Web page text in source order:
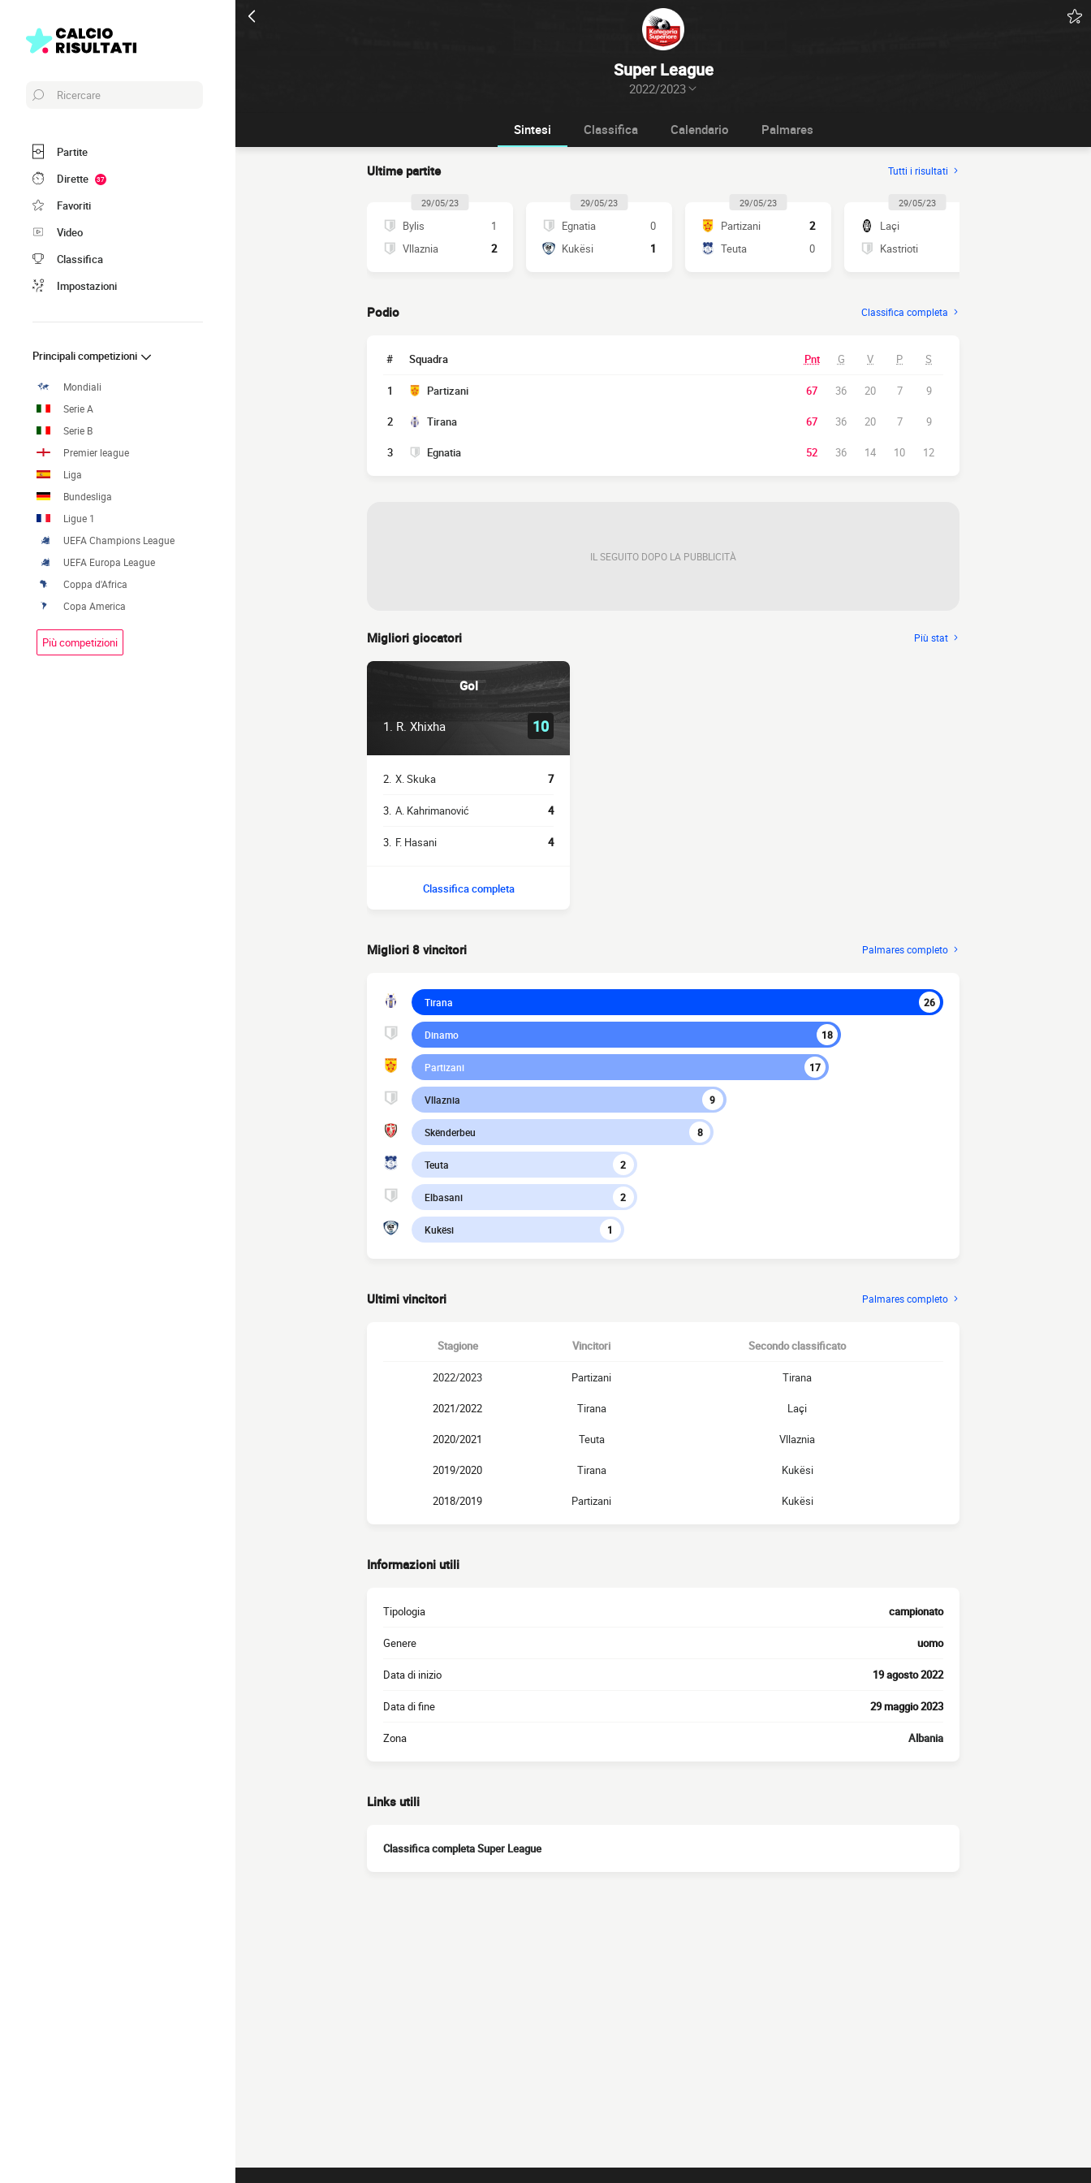
Super League
2022/2023
Ricercare
Partite
Dirette
37
Favoriti
Video
Classifica
Impostazioni
Principali competizioni
Mondiali
Serie A
Serie B
Premier league
Liga
Bundesliga
Ligue 1
UEFA Champions League
UEFA Europa League
Coppa d'Africa
Copa America
Più competizioni
Sintesi Classifica Calendario Palmares
Ultime partite Tutti i risultati
29/05/23
Bylis
1
Vllaznia
2
29/05/23
Egnatia
0
Kukësi
1
29/05/23
Partizani
2
Teuta
0
29/05/23
Laçi
Kastrioti
Podio Classifica completa
# Squadra Pnt G V P S
1 Partizani 67 36 20 7 9
2 Tirana 67 36 20 7 9
3 Egnatia 52 36 14 10 12
IL SEGUITO DOPO LA PUBBLICITÀ
Migliori giocatori Più stat
Gol
1. R. Xhixha 10
2. X. Skuka 7
3. A. Kahrimanović 4
3. F. Hasani 4
Classifica completa
Migliori 8 vincitori Palmares completo
Tirana 26
Dinamo 18
Partizani 17
Vllaznia 9
Skënderbeu 8
Teuta 2
Elbasani 2
Kukësi 1
Ultimi vincitori Palmares completo
Stagione Vincitori Secondo classificato
2022/2023 Partizani Tirana
2021/2022 Tirana Laçi
2020/2021 Teuta Vllaznia
2019/2020 Tirana Kukësi
2018/2019 Partizani Kukësi
Informazioni utili
Tipologia campionato
Genere uomo
Data di inizio 19 agosto 2022
Data di fine 29 maggio 2023
Zona Albania
Links utili
Classifica completa Super League